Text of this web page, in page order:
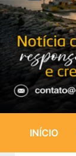
INÍCIO